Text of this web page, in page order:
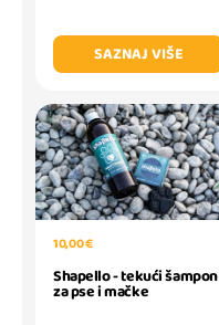
SAZNAJ VIŠE
10,00 €
Shapello - tekući šampon
za pse i mačke